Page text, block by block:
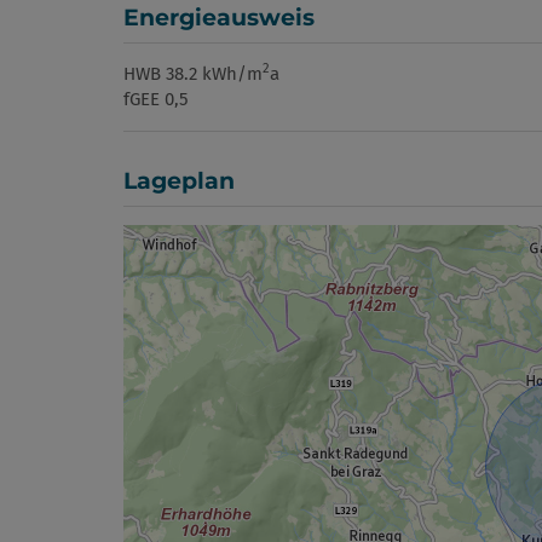
Energieausweis
HWB 38.2 kWh/m2a
fGEE 0,5
Lageplan